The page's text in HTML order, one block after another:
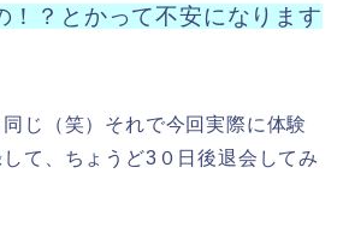
！？とかって不安になります
じ（笑）それで今回実際に体験
て、ちょうど3０日後退会してみ